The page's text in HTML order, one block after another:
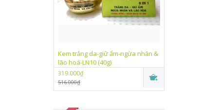
Kem trắng da-giữ ẩm-ngừa nhăn &
lão hoá-LN10 (40g)
319.000₫
516.000₫